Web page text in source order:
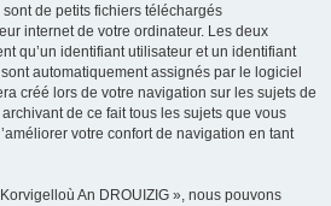
de petits fichiers téléchargés
internet de votre ordinateur. Les deux
qu’un identifiant utilisateur et un identifiant
automatiquement assignés par le logiciel
créé lors de votre navigation sur les sujets de
de ce fait tous les sujets que vous
votre confort de navigation en tant
An DROUIZIG », nous pouvons